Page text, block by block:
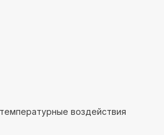
воздействия